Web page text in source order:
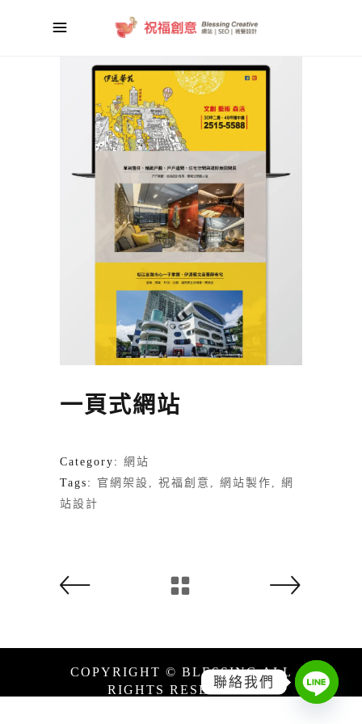
一頁式網站
Category: 網站
Tags:
官網架設 祝福創意 網站製作
網
站設計
COPYRIGHT © BLESSING ALL
RIGHTS RESERVED.
聯絡我們